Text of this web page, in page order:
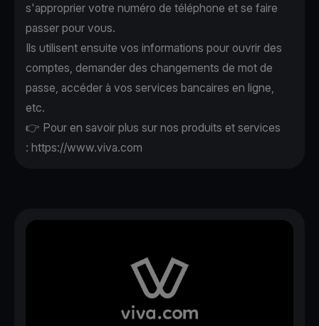
s'approprier votre numéro de téléphone et se faire
passer pour vous.
Ils utilisent ensuite vos informations pour ouvrir des
comptes, demander des changements de mot de
passe, accéder à vos services bancaires en ligne,
etc.
👉 Pour en savoir plus sur nos produits et services
: https://www.viva.com